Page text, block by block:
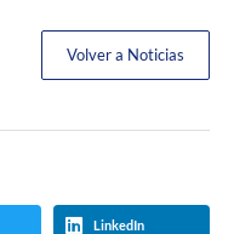
Volver a Noticias
LinkedIn